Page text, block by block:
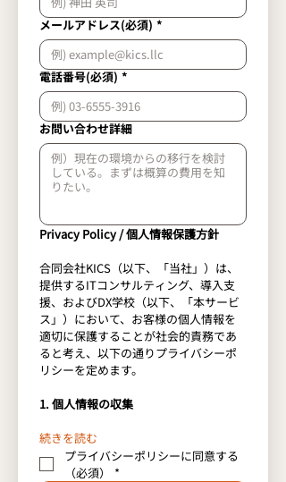
メールアドレス(必須) *
電話番号(必須) *
お問い合わせ詳細
Privacy Policy / 個人情報保護方針
合同会社KICS（以下、「当社」）は、
提供するITコンサルティング、導入支
援、およびDX学校（以下、「本サービ
ス」）において、お客様の個人情報を
適切に保護することが社会的責務であ
ると考え、以下の通りプライバシーポ
リシーを定めます。
1. 個人情報の収集
続きを読む
プライバシーポリシーに同意する
（必須）
*